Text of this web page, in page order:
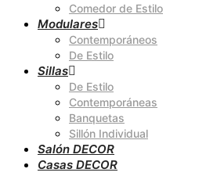
Comedor de Estilo
Modulares
Contemporáneos
De Estilo
Sillas
De Estilo
Contemporáneas
Banquetas
Sillón Individual
Salón DECOR
Casas DECOR